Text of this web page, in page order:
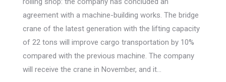
agreement with a machine-building works. The bridge
crane of the latest generation with the lifting capacity
of 22 tons will improve cargo transportation by 10%
compared with the previous machine. The company
will receive the crane in November, and it…